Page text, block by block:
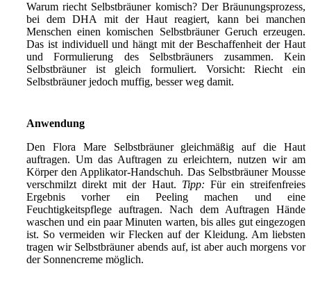
Warum riecht Selbstbräuner komisch? Der Bräunungsprozess,
bei dem DHA mit der Haut reagiert, kann bei manchen
Menschen einen komischen Selbstbräuner Geruch erzeugen.
Das ist individuell und hängt mit der Beschaffenheit der Haut
und Formulierung des Selbstbräuners zusammen. Kein
Selbstbräuner ist gleich formuliert. Vorsicht: Riecht ein
Selbstbräuner jedoch muffig, besser weg damit.
Anwendung
Den Flora Mare Selbstbräuner gleichmäßig auf die Haut
auftragen. Um das Auftragen zu erleichtern, nutzen wir am
Körper den Applikator-Handschuh. Das Selbstbräuner Mousse
verschmilzt direkt mit der Haut. Tipp: Für ein streifenfreies
Ergebnis vorher ein Peeling machen und eine
Feuchtigkeitspflege auftragen. Nach dem Auftragen Hände
waschen und ein paar Minuten warten, bis alles gut eingezogen
ist. So vermeiden wir Flecken auf der Kleidung. Am liebsten
tragen wir Selbstbräuner abends auf, ist aber auch morgens vor
der Sonnencreme möglich.